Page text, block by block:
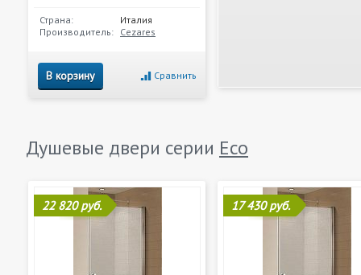
Страна:
Италия
Производитель: Cezares
В корзину Сравнить
Душевые двери серии Eco
22 820 руб. 17 430 руб.